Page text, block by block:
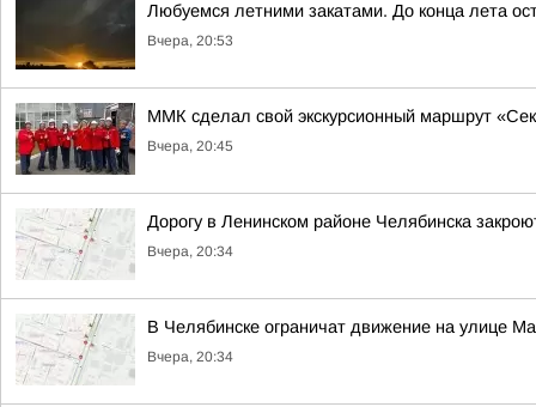
Любуемся летними закатами. До конца лета
Вчера, 20:53
ММК сделал свой экскурсионный маршрут
Вчера, 20:45
Дорогу в Ленинском районе Челябинска
Вчера, 20:34
В Челябинске ограничат движение на улице
Вчера, 20:34